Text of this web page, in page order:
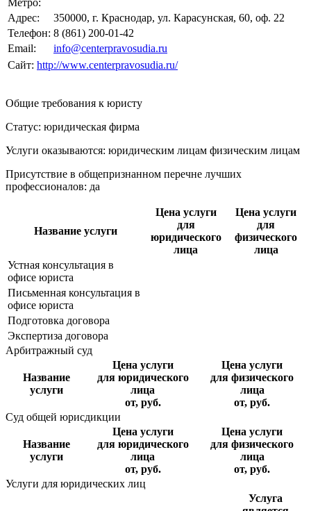
Адрес:
350000, г. Краснодар, ул. Карасунская, 60, оф. 22
Телефон: 8 (861) 200-01-42
Email:
info@centerpravosudia.ru
Сайт: http://www.centerpravosudia.ru/
Общие требования к юристу
Статус: юридическая фирма
Услуги оказываются: юридическим лицам физическим лицам
Присутствие в общепризнанном перечне лучших
профессионалов: да
Название услуги
Цена услуги
для
юридического
лица
Цена услуги
для
физического
лица
Устная консультация в
офисе юриста
Письменная консультация в
офисе юриста
Подготовка договора
Экспертиза договора
Арбитражный суд
Название
услуги
Цена услуги
для юридического
лица
от, руб.
Цена услуги
для физического
лица
от, руб.
Суд общей юрисдикции
Название
услуги
Цена услуги
для юридического
лица
от, руб.
Цена услуги
для физического
лица
от, руб.
Услуги для юридических лиц
Услуга